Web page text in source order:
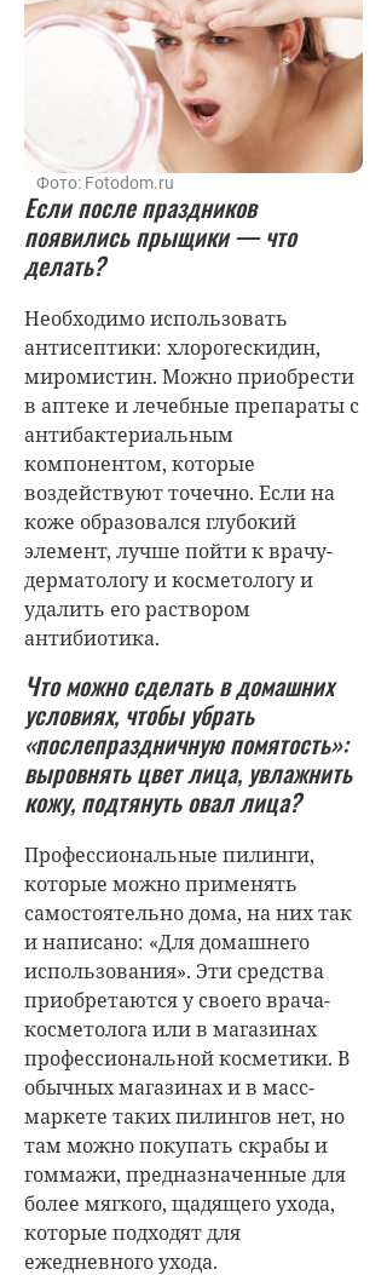
Фото: Fotodom.ru
Если после праздников
появились прыщики — что
делать?
Необходимо использовать
антисептики: хлорогескидин,
миромистин. Можно приобрести
в аптеке и лечебные препараты с
антибактериальным
компонентом, которые
воздействуют точечно. Если на
коже образовался глубокий
элемент, лучше пойти к врачу-
дерматологу и косметологу и
удалить его раствором
антибиотика.
Что можно сделать в домашних
условиях, чтобы убрать
«послепраздничную помятость»:
выровнять цвет лица, увлажнить
кожу, подтянуть овал лица?
Профессиональные пилинги,
которые можно применять
самостоятельно дома, на них так
и написано: «Для домашнего
использования». Эти средства
приобретаются у своего врача-
косметолога или в магазинах
профессиональной косметики. В
обычных магазинах и в масс-
маркете таких пилингов нет, но
там можно покупать скрабы и
гоммажи, предназначенные для
более мягкого, щадящего ухода,
которые подходят для
ежедневного ухода.